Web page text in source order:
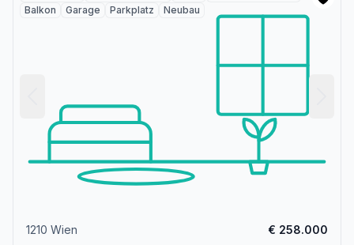
Balkon Garage Parkplatz Neubau
1210 Wien € 258.000